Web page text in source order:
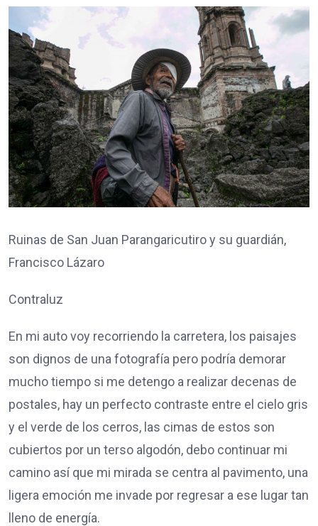
Ruinas de San Juan Parangaricutiro y su guardián,
Francisco Lázaro
Contraluz
En mi auto voy recorriendo la carretera, los paisajes
son dignos de una fotografía pero podría demorar
mucho tiempo si me detengo a realizar decenas de
postales, hay un perfecto contraste entre el cielo gris
y el verde de los cerros, las cimas de estos son
cubiertos por un terso algodón, debo continuar mi
camino así que mi mirada se centra al pavimento, una
ligera emoción me invade por regresar a ese lugar tan
lleno de energía.